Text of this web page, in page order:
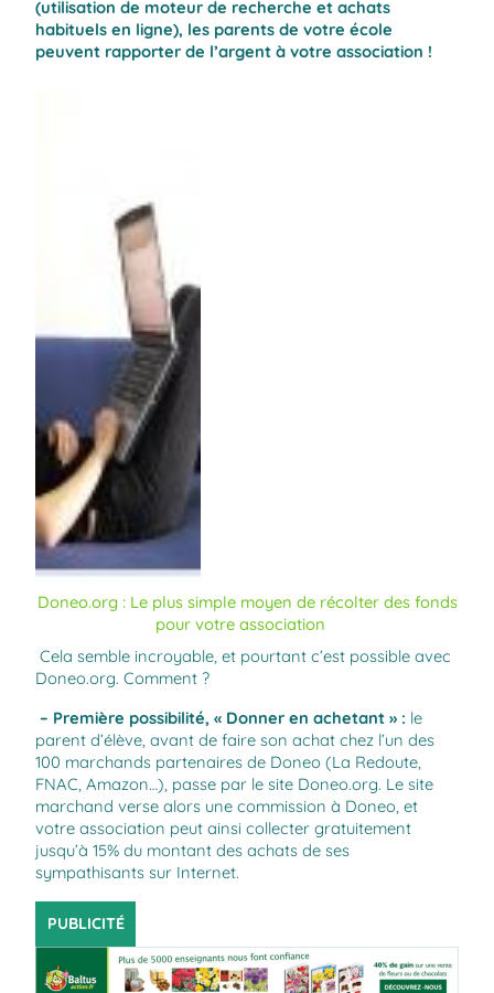
(utilisation de moteur de recherche et achats
habituels en ligne), les parents de votre école
peuvent rapporter de l’argent à votre association !
Doneo.org : Le plus simple moyen de récolter des fonds
pour votre association
Cela semble incroyable, et pourtant c’est possible avec
Doneo.org. Comment ?
– Première possibilité, « Donner en achetant » : le
parent d’élève, avant de faire son achat chez l’un des
100 marchands partenaires de Doneo (La Redoute,
FNAC, Amazon…), passe par le site Doneo.org. Le site
marchand verse alors une commission à Doneo, et
votre association peut ainsi collecter gratuitement
jusqu’à 15% du montant des achats de ses
sympathisants sur Internet.
PUBLICITÉ